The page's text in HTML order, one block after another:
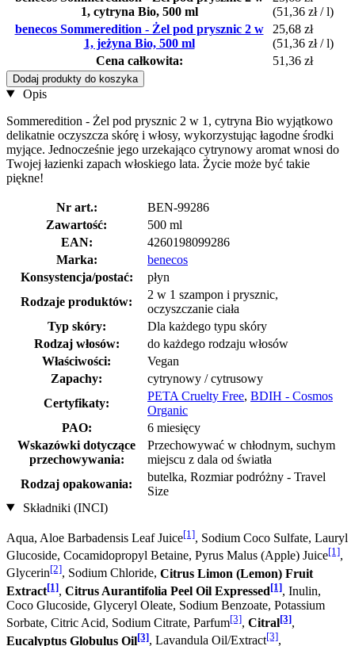
1, cytryna Bio, 500 ml
(51,36 zł / l)
benecos Sommeredition - Żel pod prysznic 2 w
1, jeżyna Bio, 500 ml
25,68 zł
(51,36 zł / l)
Cena całkowita:
51,36 zł
Dodaj produkty do koszyka
Opis
Sommeredition - Żel pod prysznic 2 w 1, cytryna Bio wyjątkowo
delikatnie oczyszcza skórę i włosy, wykorzystując łagodne środki
myjące. Jednocześnie jego urzekająco cytrynowy aromat wnosi do
Twojej łazienki zapach włoskiego lata. Życie może być takie
piękne!
Nr art.:
BEN-99286
Zawartość:
500 ml
EAN:
4260198099286
Marka:
benecos
Konsystencja/postać:
płyn
Rodzaje produktów:
2 w 1 szampon i prysznic,
oczyszczanie ciała
Typ skóry:
Dla każdego typu skóry
Rodzaj włosów:
do każdego rodzaju włosów
Właściwości:
Vegan
Zapachy:
cytrynowy / cytrusowy
Certyfikaty:
PETA Cruelty Free, BDIH - Cosmos
Organic
PAO:
6 miesięcy
Wskazówki dotyczące
przechowywania:
Przechowywać w chłodnym, suchym
miejscu z dala od światła
Rodzaj opakowania:
butelka, Rozmiar podróżny - Travel
Size
Składniki (INCI)
Aqua, Aloe Barbadensis Leaf Juice[1], Sodium Coco­ Sulfate, Lauryl
Glucoside, Cocamidopropyl Betaine, Pyrus Malus (Apple) Juice[1],
Glycerin[2], Sodium Chloride, Citrus Limon (Lemon) Fruit
Extract[1], Citrus Aurantifolia Peel Oil Expressed[1], Inulin,
Coco Glucoside, Glyceryl Oleate, Sodium Benzoate, Potassium
Sorbate, Citric Acid, Sodium Citrate, Parfum[3], Citral[3],
Eucalyptus Globulus Oil[3], Lavandula Oil/Extract[3],